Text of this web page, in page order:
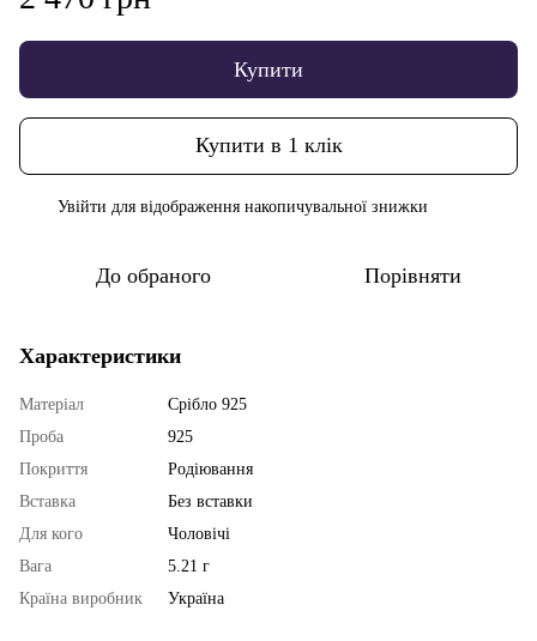
Купити
Купити в 1 клік
Увійти для відображення накопичувальної знижки
До обраного Порівняти
Характеристики
Матеріал
Срібло 925
Проба
925
Покриття
Родіювання
Вставка
Без вставки
Для кого
Чоловічі
Вага
5.21 г
Країна виробник
Україна